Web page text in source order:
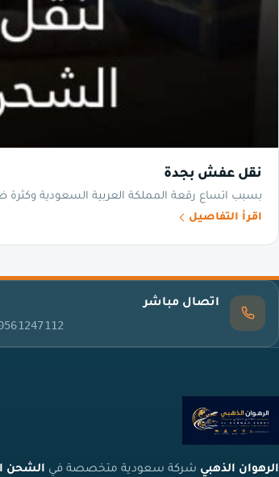
نقل عفش بجدة
بسبب اتساع رقعة المملكة العربية السعودية وكثرة
اقرأ التفاصيل
اتصال مباشر
الرهوان الذهبي شركة سعودية متخصصة في الشحن